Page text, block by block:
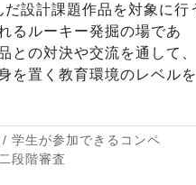
設計課題作品を対象に行
るルーキー発掘の場であ
との対決や交流を通して、
を置く教育環境のレベルを
学生が参加できるコンペ
段階審査